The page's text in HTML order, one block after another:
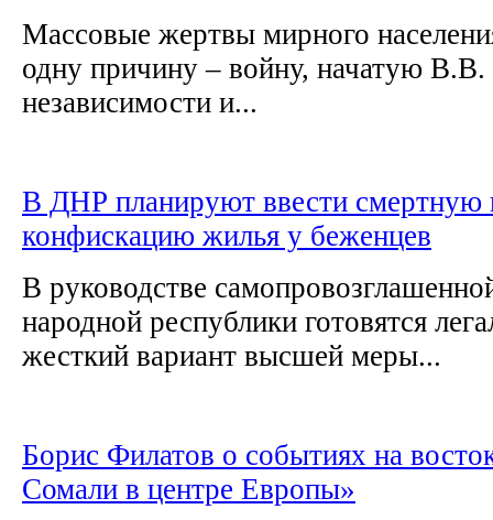
Массовые жертвы мирного
одну причину – войну, начатую
независимости и...
В ДНР планируют ввести смертную
конфискацию жилья у беженцев
В руководстве
народной республики готовятся
жесткий вариант высшей меры...
Борис Филатов о событиях на
Сомали в центре Европы»